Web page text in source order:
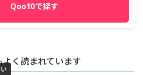
Qoo10で探す
く読まれています